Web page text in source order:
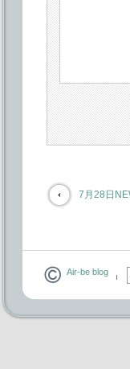
7月28日
Air-be blog